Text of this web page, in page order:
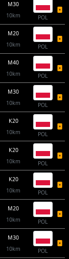
M30
10km
POL
M20
10km
POL
M40
10km
POL
M30
10km
POL
K20
10km
POL
K20
10km
POL
K20
10km
POL
M20
10km
POL
M30
10km
POL